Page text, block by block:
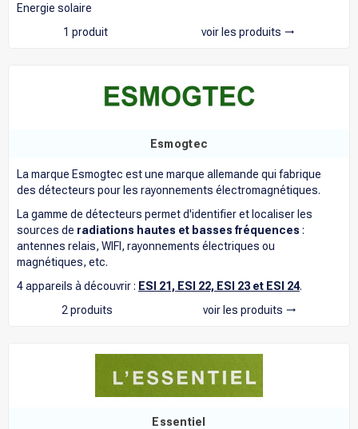
Energie solaire
1 produit
voir les produits trending_flat
Esmogtec
La marque Esmogtec est une marque allemande qui fabrique
des détecteurs pour les rayonnements électromagnétiques.
La gamme de détecteurs permet d'identifier et localiser les
sources de radiations hautes et basses fréquences :
antennes relais, WIFI, rayonnements électriques ou
magnétiques, etc.
4 appareils à découvrir : ESI 21, ESI 22, ESI 23 et ESI 24.
2 produits
voir les produits trending_flat
Essentiel